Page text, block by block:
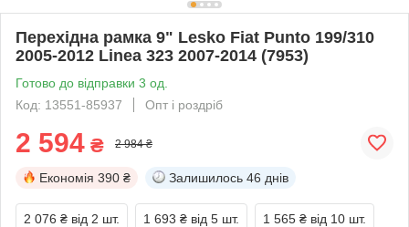
Перехідна рамка 9" Lesko Fiat Punto 199/310
2005-2012 Linea 323 2007-2014 (7953)
Готово до відправки 3 од.
Код: 13551-85937
Опт і роздріб
2 594 ₴ 2 984 ₴
Економія 390 ₴ Залишилось 46 днів
2 076 ₴ від 2 шт. 1 693 ₴ від 5 шт. 1 565 ₴ від 10 шт.